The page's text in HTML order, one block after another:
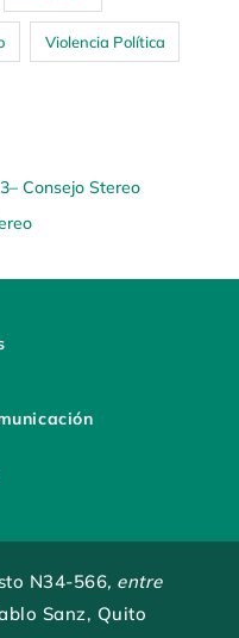
Violencia Política
Consejo Stereo
N34-566, entre
Sanz, Quito